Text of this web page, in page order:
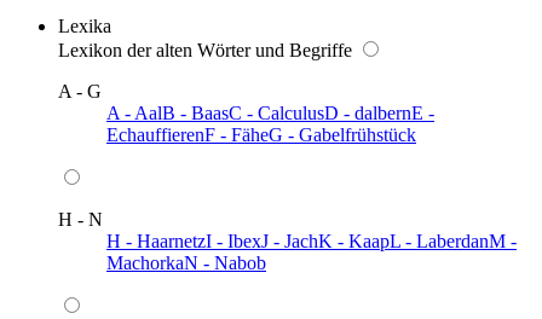
Lexika
Lexikon der alten Wörter und Begriffe
A - G
A - AalB - BaasC - CalculusD - dalbernE -
EchauffierenF - FäheG - Gabelfrühstück
H - N
H - HaarnetzI - IbexJ - JachK - KaapL - LaberdanM -
MachorkaN - Nabob